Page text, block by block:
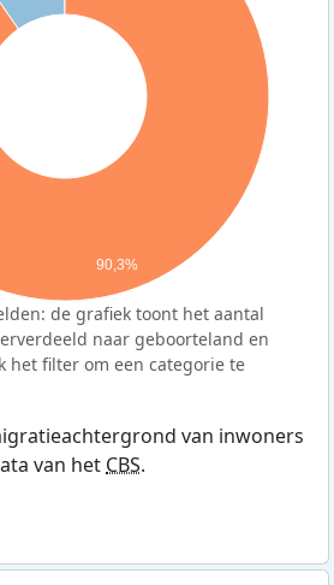
90,3%
de grafiek toont het aantal
naar geboorteland en
het filter om een categorie te
van inwoners
van het CBS.